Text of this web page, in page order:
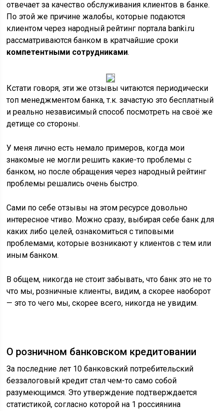
отвечает за качество обслуживания клиентов в банке.
По этой же причине жалобы, которые подаются
клиентом через народный рейтинг портала banki.ru
рассматриваются банком в кратчайшие сроки
компетентными сотрудниками.
Кстати говоря, эти же отзывы читаются периодически
топ менеджментом банка, т.к. зачастую это бесплатный
и реально независимый способ посмотреть на своё же
детище со стороны.
У меня лично есть немало примеров, когда мои
знакомые не могли решить какие-то проблемы с
банком, но после обращения через народный рейтинг
проблемы решались очень быстро.
Сами по себе отзывы на этом ресурсе довольно
интересное чтиво. Можно сразу, выбирая себе банк для
каких либо целей, ознакомиться с типовыми
проблемами, которые возникают у клиентов с тем или
иным банком.
В общем, никогда не стоит забывать, что банк это не то
что мы, розничные клиенты, видим, а скорее наоборот
— это то чего мы, скорее всего, никогда не увидим.
О розничном банковском кредитовании
За последние лет 10 банковский потребительский
беззалоговый кредит стал чем-то само собой
разумеющимся. Это утверждение подтверждается
статистикой, согласно которой на 1 россиянина